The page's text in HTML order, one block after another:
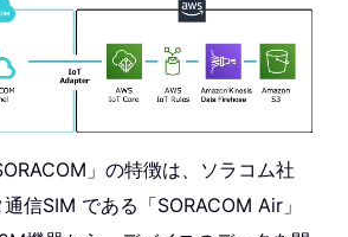
」の特徴は、ソラコム社
信SIM である「SORACOM Air」